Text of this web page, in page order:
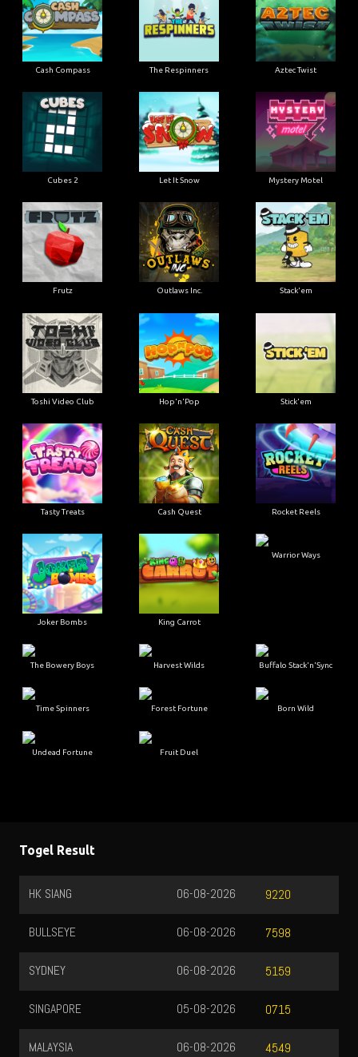
Cash Compass The Respinners Aztec Twist
Cubes 2 Let It Snow Mystery Motel
Frutz Outlaws Inc. Stack'em
Toshi Video Club Hop'n'Pop Stick'em
Tasty Treats Cash Quest Rocket Reels
Joker Bombs King Carrot
Warrior Ways
The Bowery Boys Harvest Wilds Buffalo Stack'n'Sync
Time Spinners Forest Fortune Born Wild
Undead Fortune Fruit Duel
Togel Result
HK SIANG 9220
06-08-2026
BULLSEYE 7598
06-08-2026
SYDNEY 5159
06-08-2026
SINGAPORE 0715
05-08-2026
MALAYSIA 4549
06-08-2026